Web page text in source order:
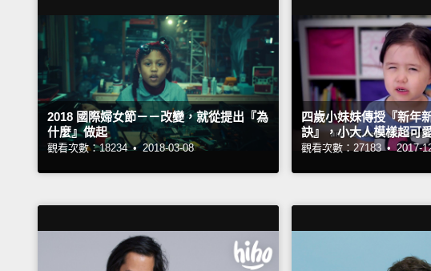
2018 國際婦女節－－改變，就從提出『為
什麼』做起
觀看次數：18234 • 2018-03-08
四歲小妹妹傳授『新年
訣』，小大人模樣超可
觀看次數：27183 • 2017-